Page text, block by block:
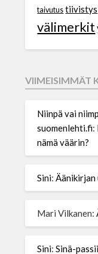
taivutus tiivistys
välimerkit
VIIMEISIMMÄT
Niinpä vai
suomenlehti.fi:
nämä väärin?
Sini:
Mari Vilkanen:
Sini:Sinä-